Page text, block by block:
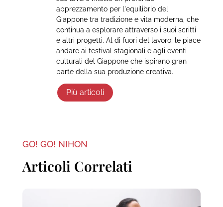
apprezzamento per l'equilibrio del
Giappone tra tradizione e vita moderna, che
continua a esplorare attraverso i suoi scritti
e altri progetti. Al di fuori del lavoro, le piace
andare ai festival stagionali e agli eventi
culturali del Giappone che ispirano gran
parte della sua produzione creativa.
Più articoli
GO! GO! NIHON
Articoli Correlati